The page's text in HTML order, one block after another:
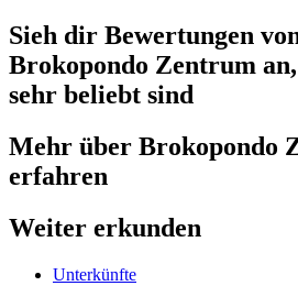
Sieh dir Bewertungen
Brokopondo Zentrum
sehr beliebt sind
Mehr über Brokopondo
erfahren
Weiter erkunden
Unterkünfte